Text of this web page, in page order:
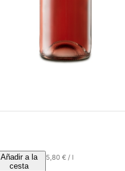
5,80 € / l
Añadir a la
cesta